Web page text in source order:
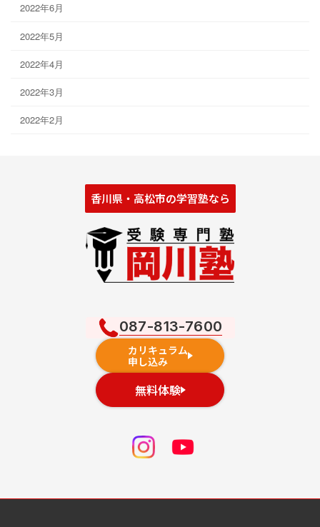
2022年6月
2022年5月
2022年4月
2022年3月
2022年2月
香川県・高松市の学習塾なら
087-813-7600
カリキュラム
申し込み
無料体験